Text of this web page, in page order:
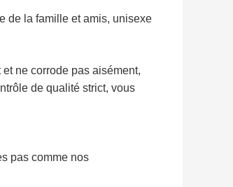
de la famille et amis, unisexe
ne corrode pas aisément,
de qualité strict, vous
pas comme nos